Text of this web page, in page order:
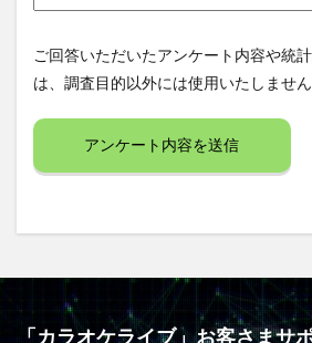
ご回答いただいたアンケート内容や統
は、調査目的以外には使用いたしません
「カラオケライブ」お客さまサ